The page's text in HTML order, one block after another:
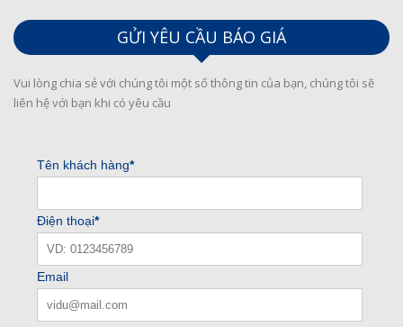
GỬI YÊU CẦU BÁO GIÁ
Vui lòng chia sẻ với chúng tôi một số thông tin của bạn, chúng tôi sẽ
liên hệ với bạn khi có yêu cầu